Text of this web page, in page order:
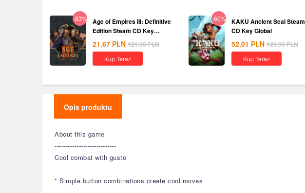
-83%
Age of Empires III: Definitive
Edition Steam CD Key
Global
21.67 PLN 129.98PLN
Kup Teraz
-60%
KAKU Ancient Seal Steam
CD Key Global
52.01 PLN 129.98PLN
Kup Teraz
Opis produktu
About this game
----------------------------
Cool combat with gusto
* Simple button combinations create cool moves